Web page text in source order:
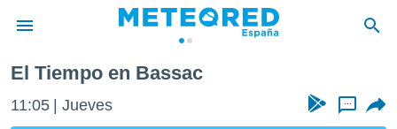
de
El Tiempo en Bassac
11:05 Jueves ...